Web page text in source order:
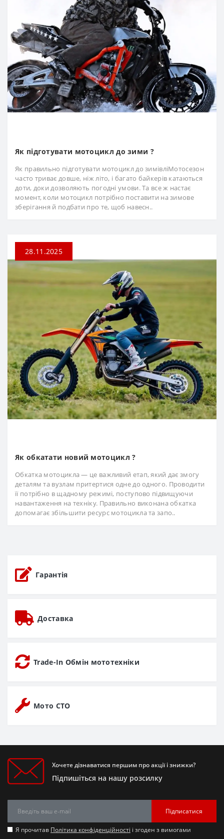
Як підготувати мотоцикл до зими ?
Як правильно підготувати мотоцикл до зимівліМотосезон
часто триває довше, ніж літо, і багато байкерів катаються
доти, доки дозволяють погодні умови. Та все ж настає
момент, коли мотоцикл потрібно поставити на зимове
зберігання й подбати про те, щоб навесн..
28.11.2025
Як обкатати новий мотоцикл ?
Обкатка мотоцикла — це важливий етап, який дає змогу
деталям та вузлам притертися одне до одного. Проводити
її потрібно в щадному режимі, поступово підвищуючи
навантаження на техніку. Правильно виконана обкатка
допомагає збільшити ресурс мотоцикла та запо..
Гарантія
Доставка
Trade-In Обмін мототехніки
Мото СТО
Хочете дізнаватися першим про акції і знижки?
Підпишіться на нашу розсилку
Підписатися
Я прочитав Політика конфіденційності і згоден з вимогами